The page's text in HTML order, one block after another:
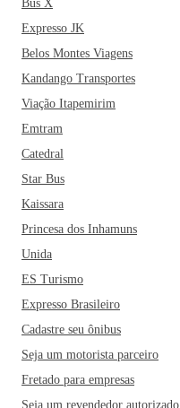
Bus X
Expresso JK
Belos Montes Viagens
Kandango Transportes
Viação Itapemirim
Emtram
Catedral
Star Bus
Kaissara
Princesa dos Inhamuns
Unida
ES Turismo
Expresso Brasileiro
Cadastre seu ônibus
Seja um motorista parceiro
Fretado para empresas
Seja um revendedor autorizado